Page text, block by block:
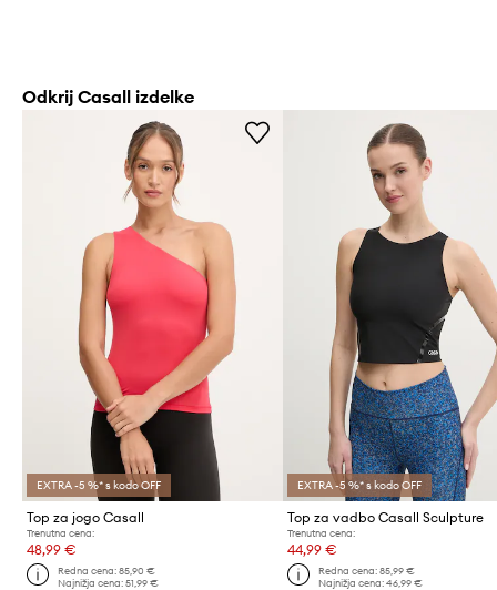
Odkrij Casall izdelke
EXTRA -5 %* s kodo OFF
Top za jogo Casall
Trenutna cena:
48,99 €
Redna cena:85,90 €
Najnižja cena:51,99 €
EXTRA -5 %* s kodo OFF
Top za vadbo Casall Sculpture
Trenutna cena:
44,99 €
Redna cena: 85,99 €
Najnižja cena: 46,99 €